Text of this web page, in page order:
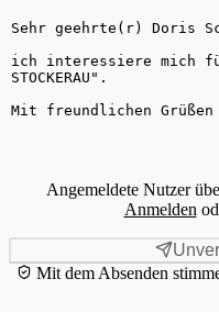
Ihre Nachricht
Angemeldete Nutzer
Anmelden
Mit dem Absenden